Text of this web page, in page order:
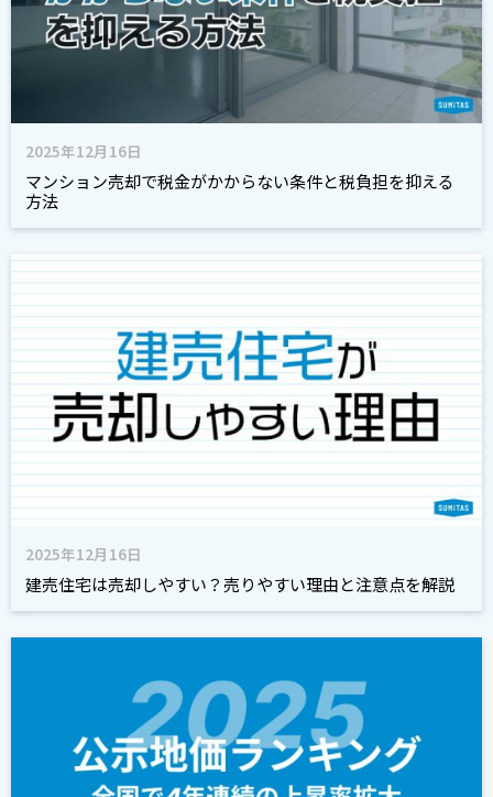
2025年12月16日
マンション売却で税金がかからない条件と税負担を抑える
方法
2025年12月16日
建売住宅は売却しやすい？売りやすい理由と注意点を解説